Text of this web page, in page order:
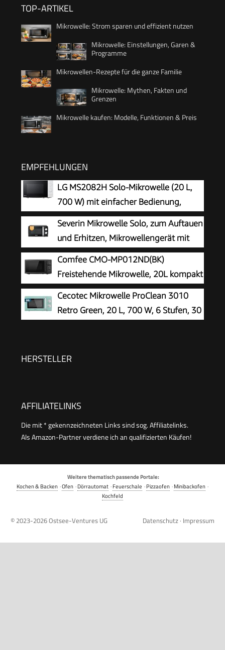
TOP-ARTIKEL
Mikrowelle: Strom sparen und effizient nutzen
Mikrowelle: Einstellungen, Garen &
Programme
Mikrowellen-Rezepte für die ganze Familie
Mikrowelle: Mythen, Fakten und
Grenzen
Mikrowelle kaufen: Modelle, Funktionen & Preis
EMPFEHLUNGEN
LG MS2082H Solo-Mikrowelle (20 L,
700 W) mit einfacher Bedienung,
Doppel-Drehreglern und LED-Innenbeleuchtung,
Weiß
Severin Mikrowelle Solo, zum Auftauen
und Erhitzen, Mikrowellengerät mit
Drehteller für gleichmäßige
Wärmeverteilung, 17L, Schwarz / Edelstahl, MW
7886
Comfee CMO-MP012ND(BK)
Freistehende Mikrowelle, 20L kompakt
in Schwarz, 700W Mikrowelle klein mit
5 Leistungsstufen, Drehteller, Auftaufunktion für
Singles, Studentenwohnheim & kleine Küchen
Cecotec Mikrowelle ProClean 3010
Retro Green, 20 L, 700 W, 6 Stufen, 30
HERSTELLER
AFFILIATELINKS
Die mit * gekennzeichneten Links sind sog. Affiliatelinks.
Als Amazon-Partner verdiene ich an qualifizierten Käufen!
Weitere thematisch passende Portale:
Kochen & Backen ·Ofen ·Dörrautomat ·Feuerschale ·Pizzaofen ·Minibackofen ·
Kochfeld
© 2023-2026Ostsee-Ventures UG Datenschutz · Impressum